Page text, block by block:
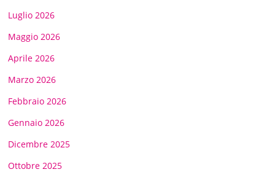
Luglio 2026
Maggio 2026
Aprile 2026
Marzo 2026
Febbraio 2026
Gennaio 2026
Dicembre 2025
Ottobre 2025